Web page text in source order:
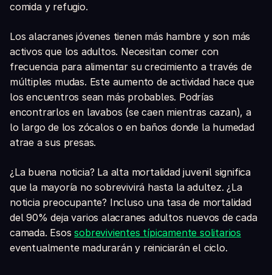
comida y refugio.
Los alacranes jóvenes tienen más hambre y son más
activos que los adultos. Necesitan comer con
frecuencia para alimentar su crecimiento a través de
múltiples mudas. Este aumento de actividad hace que
los encuentros sean más probables. Podrías
encontrarlos en lavabos (se caen mientras cazan), a
lo largo de los zócalos o en baños donde la humedad
atrae a sus presas.
¿La buena noticia? La alta mortalidad juvenil significa
que la mayoría no sobrevivirá hasta la adultez. ¿La
noticia preocupante? Incluso una tasa de mortalidad
del 90% deja varios alacranes adultos nuevos de cada
camada. Esossobrevivientes típicamente solitarios
eventualmente madurarán y reiniciarán el ciclo.